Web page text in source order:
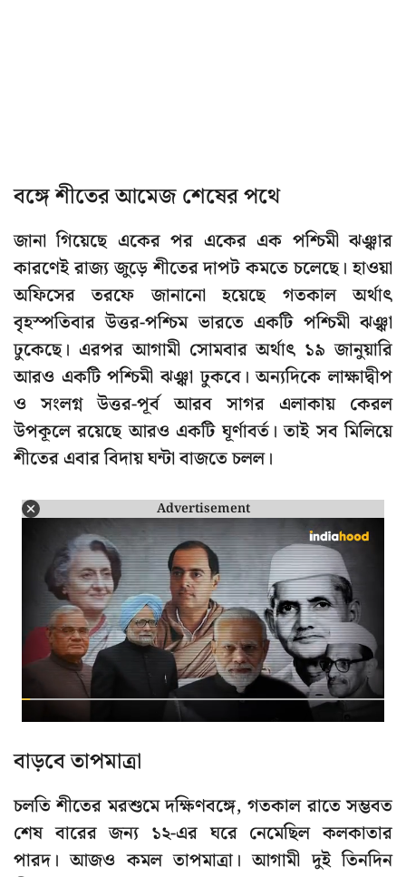
বঙ্গে শীতের আমেজ শেষের পথে
জানা গিয়েছে একের পর একের এক পশ্চিমী ঝঞ্ঝার
কারণেই রাজ্য জুড়ে শীতের দাপট কমতে চলেছে। হাওয়া
অফিসের তরফে জানানো হয়েছে গতকাল অর্থাৎ
বৃহস্পতিবার উত্তর-পশ্চিম ভারতে একটি পশ্চিমী ঝঞ্ঝা
ঢুকেছে। এরপর আগামী সোমবার অর্থাৎ ১৯ জানুয়ারি
আরও একটি পশ্চিমী ঝঞ্ঝা ঢুকবে। অন্যদিকে লাক্ষাদ্বীপ
ও সংলগ্ন উত্তর-পূর্ব আরব সাগর এলাকায় কেরল
উপকূলে রয়েছে আরও একটি ঘূর্ণাবর্ত। তাই সব মিলিয়ে
শীতের এবার বিদায় ঘন্টা বাজতে চলল।
Advertisement
বাড়বে তাপমাত্রা
চলতি শীতের মরশুমে দক্ষিণবঙ্গে, গতকাল রাতে সম্ভবত
শেষ বারের জন্য ১২-এর ঘরে নেমেছিল কলকাতার
পারদ। আজও কমল তাপমাত্রা। আগামী দুই তিনদিন